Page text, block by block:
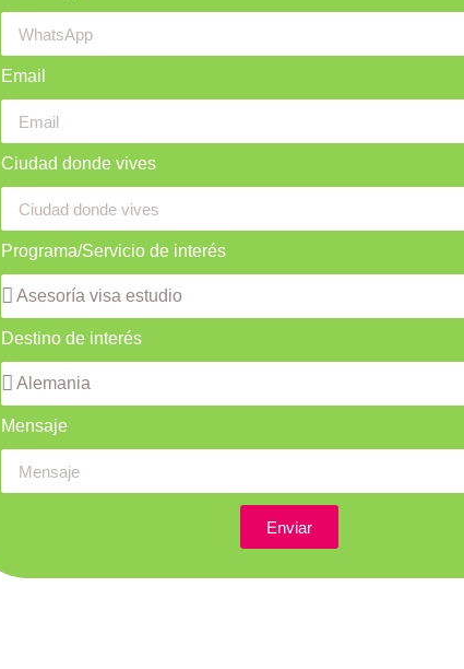
Email
Ciudad donde vives
Programa/Servicio de interés
Destino de interés
Mensaje
Enviar